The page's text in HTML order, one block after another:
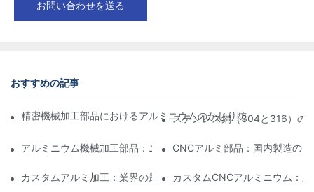
お問い合わせを送る
おすすめの記事
精密機械加工部品におけるアルミニウムのかじり防止：設計、工
ステンレス鋼（304と316）の
アルミニウム機械加工部品：ニッチ市場向けのカスタマイズ
CNCアルミ部品：国内製造の
カスタムアルミ加工：業界の最新イノベーションを探る
カスタムCNCアルミニウム：